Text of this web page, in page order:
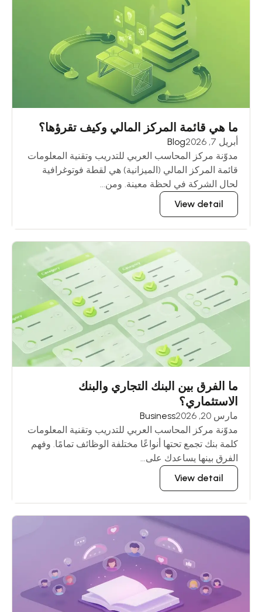
ما هي قائمة المركز المالي وكيف تقرؤها؟
أبريل 7, 2026
Blog
مدوّنة مركز المحاسب العربي للتدريب وتقنية المعلومات
قائمة المركز المالي (الميزانية) هي لقطة فوتوغرافية
لحال الشركة في لحظة معينة. ومن...
View detail
ما الفرق بين البنك التجاري والبنك
الاستثماري؟
مارس 20, 2026
Business
مدوّنة مركز المحاسب العربي للتدريب وتقنية المعلومات
كلمة بنك تجمع تحتها أنواعًا مختلفة الوظائف تمامًا. وفهم
الفرق بينها يساعدك على...
View detail